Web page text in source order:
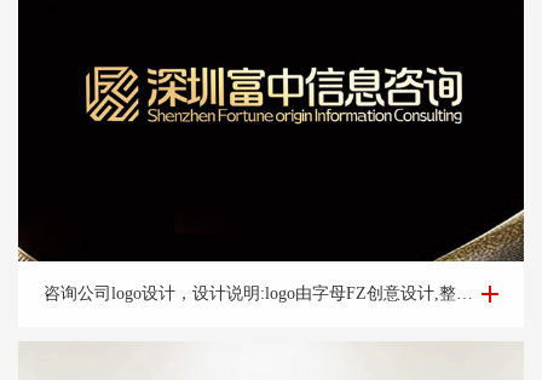
咨询公司logo设计-深圳富*咨询公司logo设计案例 咨询公司logo设计，设计说明:logo由字母FZ创意设计,整体方正大气,整体宛如图腾整体动态上扬,亮眼,体现好机会含义,整体设计简洁大气,易辨识让人过目不忘